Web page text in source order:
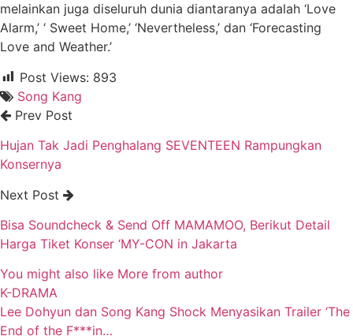
melainkan juga diseluruh dunia diantaranya adalah ‘Love
Alarm,’ ‘ Sweet Home,’ ‘Nevertheless,’ dan ‘Forecasting
Love and Weather.’
Post Views: 893
Song Kang
Prev Post
Hujan Tak Jadi Penghalang SEVENTEEN Rampungkan
Konsernya
Next Post
Bisa Soundcheck & Send Off MAMAMOO, Berikut Detail
Harga Tiket Konser ‘MY-CON in Jakarta
You might also like More from author
K-DRAMA
Lee Dohyun dan Song Kang Shock Menyasikan Trailer ‘The
End of the F***in…